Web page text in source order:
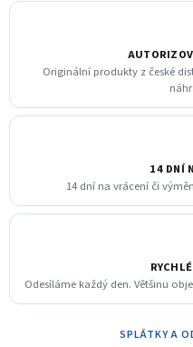
Originální produkty z české
14 DNÍ
14 dní na vrácení či
Odesíláme každý den. Většinu
SPLÁTKY A